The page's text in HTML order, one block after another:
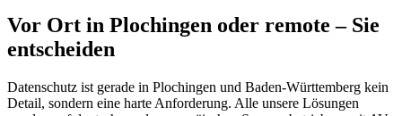
Vor Ort in Plochingen oder remote – Sie
entscheiden
Datenschutz ist gerade in Plochingen und Baden-Württemberg kein
Detail, sondern eine harte Anforderung. Alle unsere Lösungen